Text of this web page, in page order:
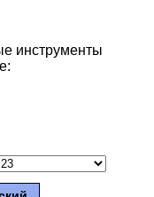
инструменты